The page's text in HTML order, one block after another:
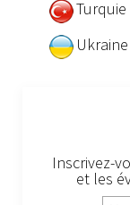
Turquie
Ukraine
Inscrivez-
et les